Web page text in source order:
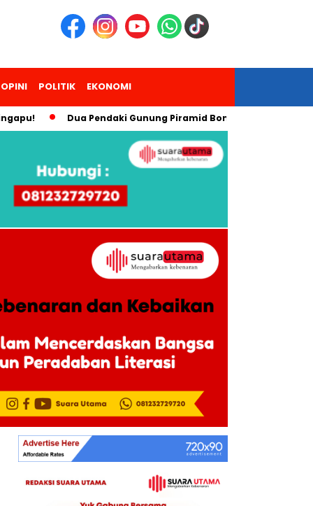
OPINI POLITIK EKONOMI
Dua Pendaki Gunung Piramid Bondowoso Meninggal,